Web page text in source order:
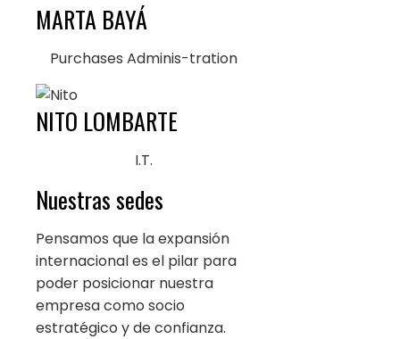
MARTA BAYÁ
Purchases Adminis-tration
NITO LOMBARTE
I.T.
Nuestras sedes
Pensamos que la expansión
internacional es el pilar para
poder posicionar nuestra
empresa como socio
estratégico y de confianza.